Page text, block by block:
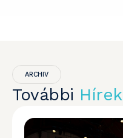
ARCHIV
További Hírek